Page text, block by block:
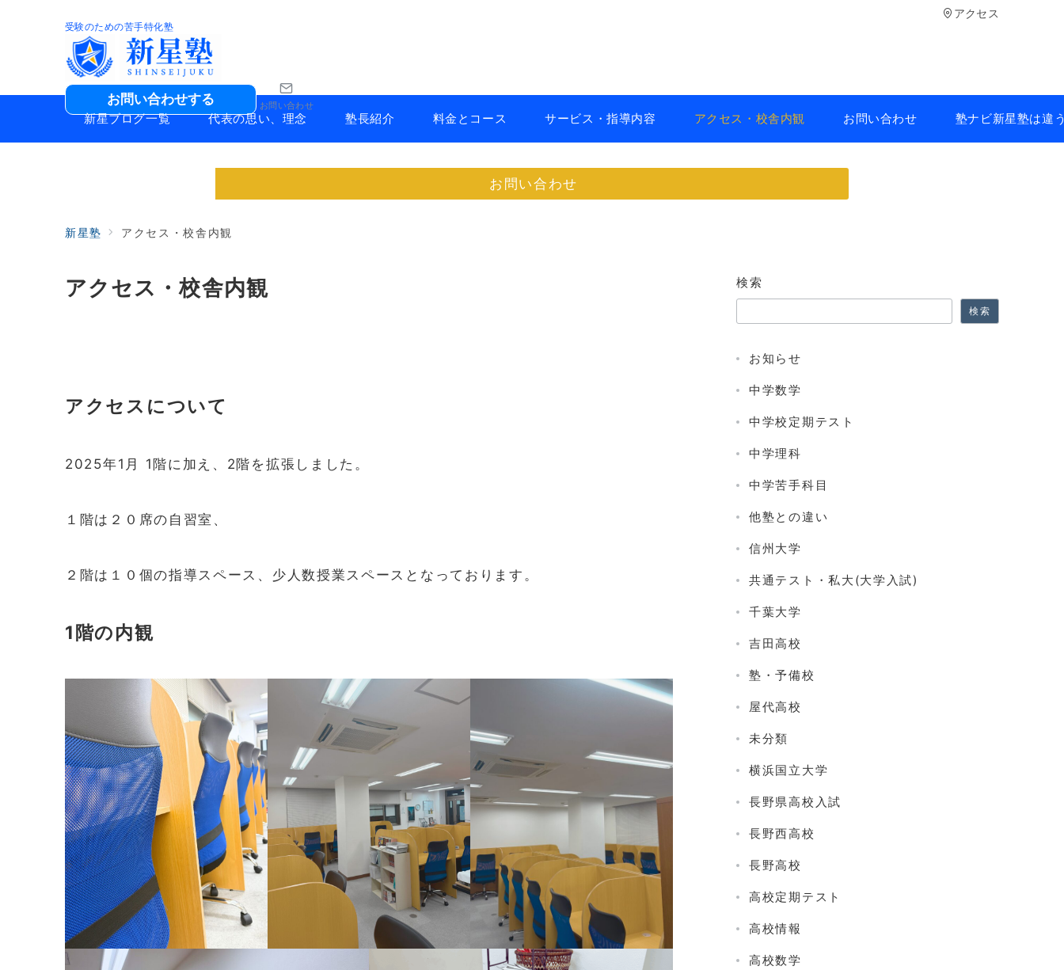
アクセス
受験のための苦手特化塾
お問い合わせする お問い合わせ
新星ブログ一覧 代表の思い、理念 塾長紹介 料金とコース サービス・指導内容 アクセス・校舎内観 お問い合わせ 塾ナビ新星塾は違
お問い合わせ
新星塾 アクセス・校舎内観
アクセス・校舎内観
アクセスについて
2025年1月 1階に加え、2階を拡張しました。
１階は２０席の自習室、
２階は１０個の指導スペース、少人数授業スペースとなっております。
1階の内観
検索
検索
お知らせ
中学数学
中学校定期テスト
中学理科
中学苦手科目
他塾との違い
信州大学
共通テスト・私大(大学入試)
千葉大学
吉田高校
塾・予備校
屋代高校
未分類
横浜国立大学
長野県高校入試
長野西高校
長野高校
高校定期テスト
高校情報
高校数学